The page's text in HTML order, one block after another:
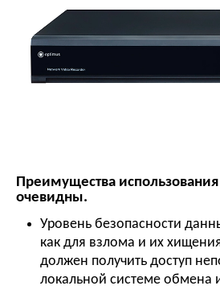
Преимущества использования
очевидны.
Уровень безопасности
как для взлома и их
должен получить доступ
локальной системе обмена